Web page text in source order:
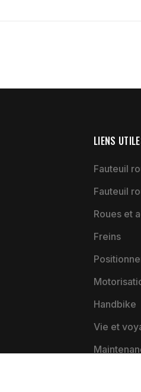
LIENS
Fauteuil
Fauteuil
Roues et
Freins
Handbike
Vie et